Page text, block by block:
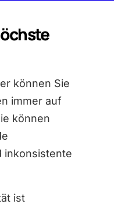
können Sie
immer auf
können
inkonsistente
ist